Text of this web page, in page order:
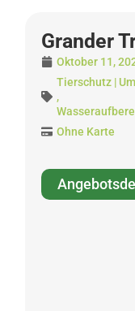
Grander
Oktober 11,
Tierschutz |
,
Ohne Karte